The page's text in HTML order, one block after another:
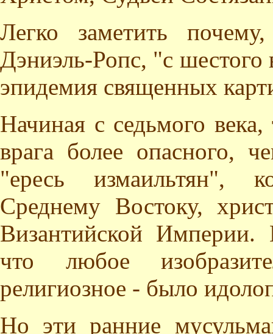
Легко заметить
Дэниэль-Ропс, "с шестого
эпидемия священных
Начиная с седьмого
врага более опасного,
"ересь измаильтян",
Среднему Востоку,
Византийской
что любое
религиозное - было
Но эти ранние